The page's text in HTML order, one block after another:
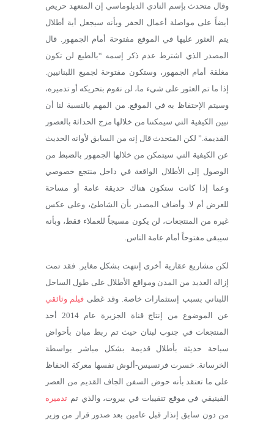
وقال متحدث بإسم النادي الدبلوماسي إن المتعهد حريص
أيضاً على مواصلة أعمال الحفر وبأنه سيجعل أية أطلال
يتم العثور عليها في الموقع مفتوحة أمام الجمهور. قال
المصدر الذي اشترط عدم ذكر إسمه “بالطبع لن تكون
مغلقة أمام الجمهور، وستكون مفتوحة لجميع اللبنانيين.
إذا ما تم العثور على شيء ما، لن نقوم بتحريكه أو تدميره،
وسيتم الإحتفاظ به في الموقع. من المهم بالنسبة لنا أن
نبين الكيفية التي سيمكننا من خلالها مزج الحداثة بالعصور
القديمة.” لكن المتحدث قال إنه من السابق لأوانه الحديث
عن الكيفية التي سيتمكن من خلالها الجمهور بالضبط من
الوصول إلى الأطلال الواقعة في داخل منتجع خصوصي
وعما إذا كانت ستكون هناك حديقة عامة أو مساحة
للعرض أم لا. وأضاف المصدر بأن الشاطئ، وعلى عكس
غيره من المنتجعات، لن يكون مسيجاً للعملاء فقط، وبأنه
سيبقى مفتوحاً أمام عامة الناس.
لكن مشاريع عقارية أخرى إنتهت بشكل مغاير. فقد تمت
إزالة العديد من المدن ومواقع الأطلال على طول الساحل
اللبناني بسبب إستثمارات خاصة. وقد غطى فيلم وثائقي
عن الموضوع من إنتاج قناة الجزيرة عام 2014 أحد
المنتجعات في جنوب لبنان حيث تم ربط مبان بأحواض
سباحة حديثة بأطلال قديمة بشكل مباشر بواسطة
الخرسانة. خسرت فرنسيس-ألوش نفسها معركة الحفاظ
على ما تعتقد بأنه حوض السفن الجاف القديم من العصر
الفينيقي في موقع تنقيبات في بيروت، والذي تم تدميره
من دون سابق إنذار قبل عامين بعد صدور قرار من وزير